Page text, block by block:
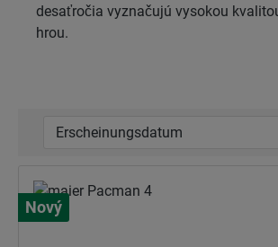
desaťročia vyznačujú vysokou
hrou.
Nový